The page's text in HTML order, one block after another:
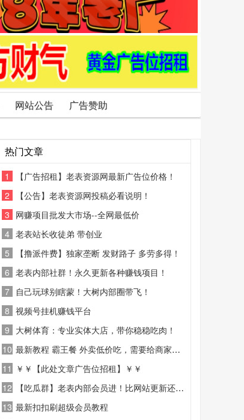
网站公告 广告赞助
热门文章
1
【广告招租】老表资源网最新广告位价格！
2
【公告】老表资源网投稿必看说明！
3 网赚项目批发大市场--全网最低价
4 老表站长收徒弟 带创业
5
【撸派件费】独家垄断 发财路子 多劳多得！
6 老表内部社群！永久更新各种赚钱项目！
7 自己玩球别瞎蒙！大树内部圈带飞！
8 视频号挂机赚钱平台
9 大树体育：专业实体大店，带你稳稳吃肉！
10 最新教程 霸王餐 外卖低价吃，需要给商家好评
11 ￥￥【此处文章广告位招租】￥￥
12
【吃瓜群】老表内部会员进！比网站更新还精彩！
13 最新扣扣刷超级会员教程